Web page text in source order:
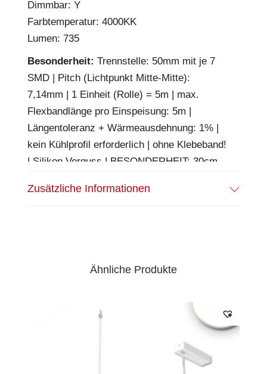
Dimmbar: Y
Farbtemperatur: 4000KK
Lumen: 735
Besonderheit: Trennstelle: 50mm mit je 7
SMD | Pitch (Lichtpunkt Mitte-Mitte):
7,14mm | 1 Einheit (Rolle) = 5m | max.
Flexbandlänge pro Einspeisung: 5m |
Längentoleranz + Wärmeausdehnung: 1% |
kein Kühlprofil erforderlich | ohne Klebeband!
| Silikon Verguss | BESONDERHEIT: 30cm
Anschluß stirnseitig | HINWEIS: in der Breite
Zusätzliche Informationen
Ähnliche Produkte